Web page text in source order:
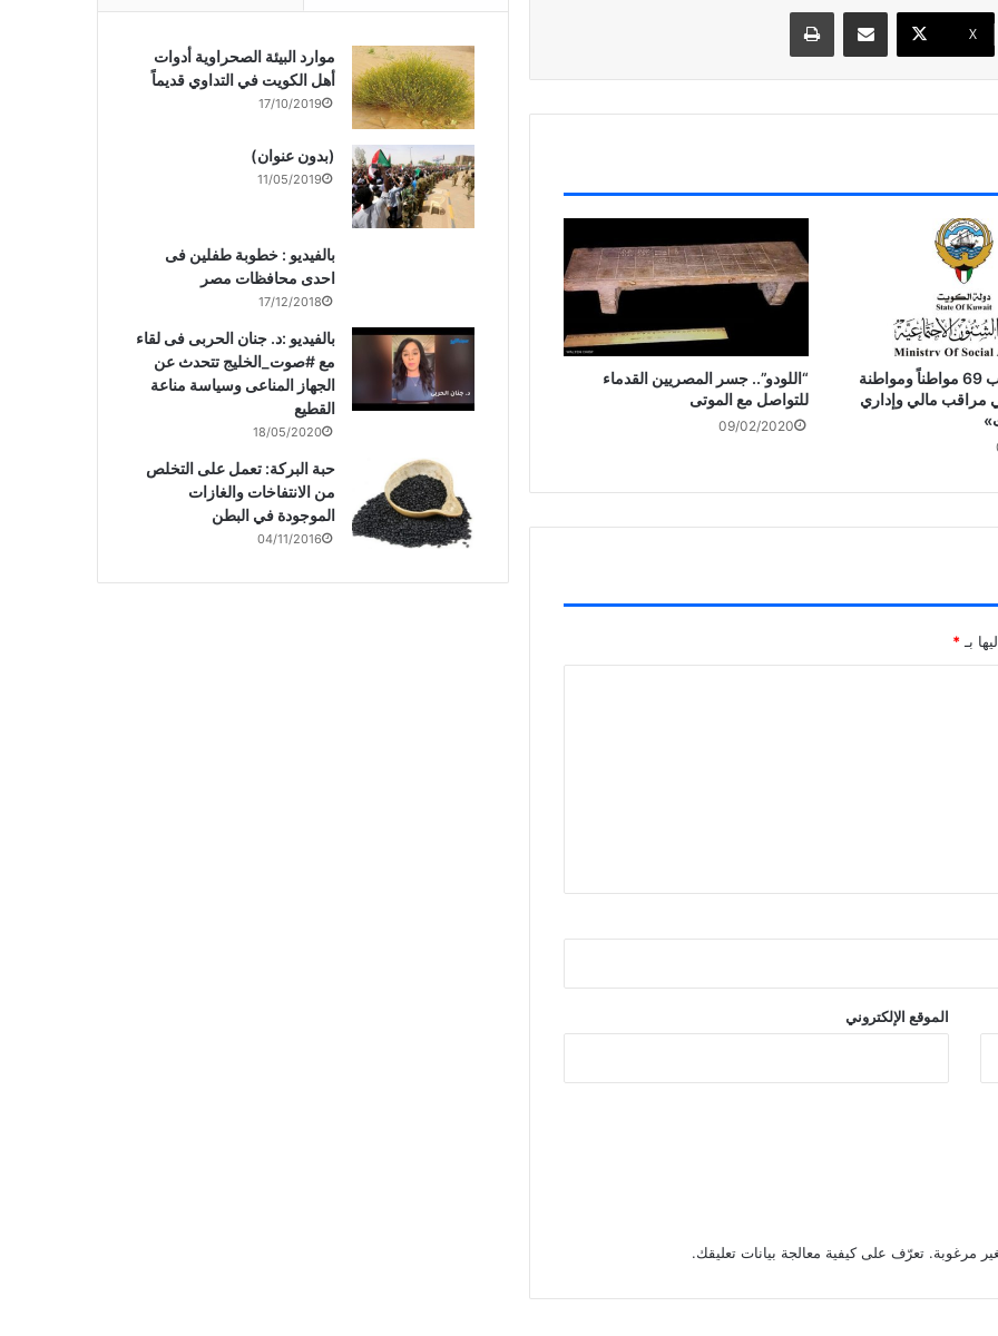
X
مشاركة عبر البريد طباعة
«الشؤون»: ندب 69 مواطناً ومواطنة
مراقب مالي وإداري
“اللودو”.. جسر المصريين القدماء
للتواصل مع الموتى
09/02/2020
بـ *
الموقع الإلكتروني
تعرّف على كيفية معالجة بيانات تعليقك.
موارد البيئة الصحراوية أدوات
أهل الكويت في التداوي قديماً
17/10/2019
(بدون عنوان)
11/05/2019
بالفيديو : خطوبة طفلين فى
احدى محافظات مصر
17/12/2018
بالفيديو :د. جنان الحربى فى لقاء
مع #صوت_الخليج تتحدث عن
الجهاز المناعى وسياسة مناعة
القطيع
18/05/2020
حبة البركة: تعمل على التخلص
من الانتفاخات والغازات
الموجودة في البطن
04/11/2016